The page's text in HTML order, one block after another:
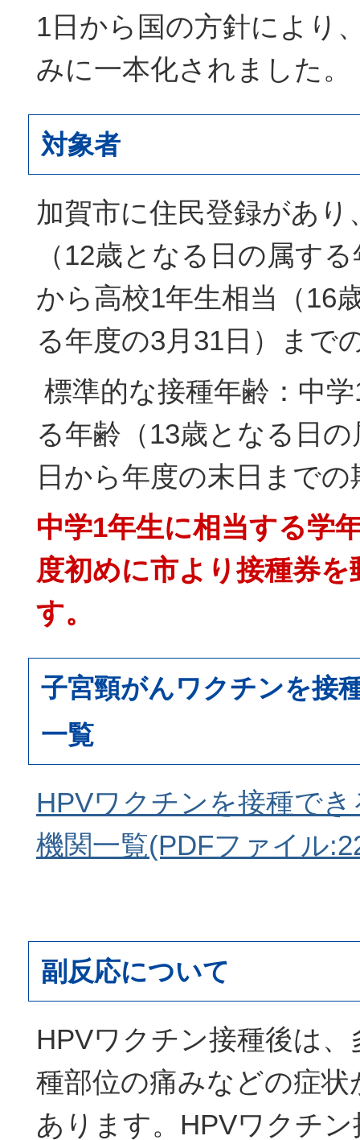
1日から国の方針により
みに一本化されました。
対象者
加賀市に住民登録があり
（12歳となる日の属す
から高校1年生相当（16
る年度の3月31日）まで
標準的な接種年齢：中
る年齢（13歳となる日
日から年度の末日までの
中学1年生に相当する学
度初めに市より接種券
す。
子宮頸がんワクチンを接
一覧
HPVワクチンを接種で
機関一覧(PDFファイル
副反応について
HPVワクチン接種後は
種部位の痛みなどの症
あります。HPVワクチ